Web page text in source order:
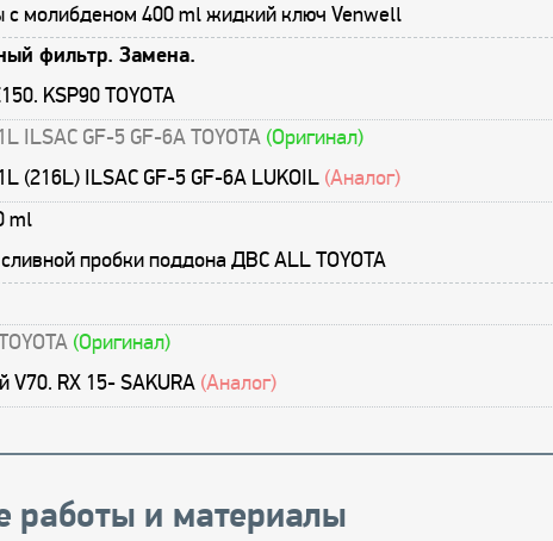
с молибденом 400 ml жидкий ключ Venwell
фильтр. Замена.
KSP90 TOYOTA
ILSAC GF-5 GF-6A TOYOTA (Оригинал)
(216L) ILSAC GF-5 GF-6A LUKOIL (Аналог)
ml
пробки поддона ДВС ALL TOYOTA
(Оригинал)
V70. RX 15- SAKURA (Аналог)
работы и материалы